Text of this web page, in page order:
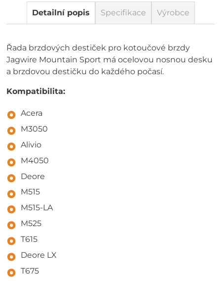
Detailní popis Specifikace Výrobce
Řada brzdových destiček pro kotoučové brzdy
Jagwire Mountain Sport má ocelovou nosnou desku
a brzdovou destičku do každého počasí.
Kompatibilita:
Acera
M3050
Alivio
M4050
Deore
M515
M515-LA
M525
T615
Deore LX
T675